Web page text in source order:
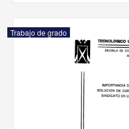
Trabajo de grado